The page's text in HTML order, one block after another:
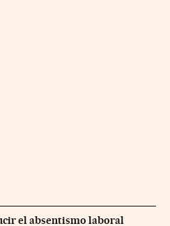
el absentismo laboral